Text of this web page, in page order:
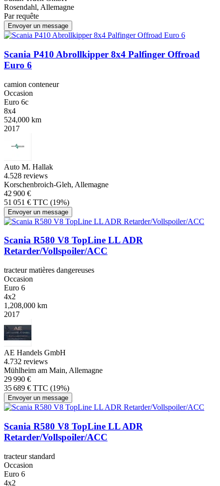
Rosendahl, Allemagne
Par requête
Envoyer un message
Scania P410 Abrollkipper 8x4 Palfinger Offroad
Euro 6
camion conteneur
Occasion
Euro 6c
8x4
524,000 km
2017
Auto M. Hallak
4.528 reviews
Korschenbroich-Gleh, Allemagne
42 900 €
51 051 € TTC (19%)
Envoyer un message
Scania R580 V8 TopLine LL ADR
Retarder/Vollspoiler/ACC
tracteur matières dangereuses
Occasion
Euro 6
4x2
1,208,000 km
2017
AE Handels GmbH
4.732 reviews
Mühlheim am Main, Allemagne
29 990 €
35 689 € TTC (19%)
Envoyer un message
Scania R580 V8 TopLine LL ADR
Retarder/Vollspoiler/ACC
tracteur standard
Occasion
Euro 6
4x2